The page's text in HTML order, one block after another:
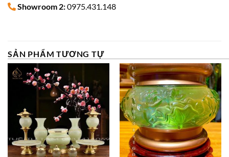
Showroom 2:0975.431.148
SẢN PHẨM TƯƠNG TỰ